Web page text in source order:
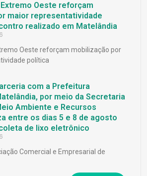
Oeste reforçam
maior representatividade
realizado em Matelândia
Oeste reforçam mobilização por
política
com a Prefeitura
por meio da Secretaria
Ambiente e Recursos
entre os dias 5 e 8 de agosto
de lixo eletrônico
Comercial e Empresarial de